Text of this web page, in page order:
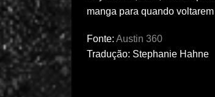
manga para quando
Fonte: Austin 360
Tradução: Stephanie Hahne